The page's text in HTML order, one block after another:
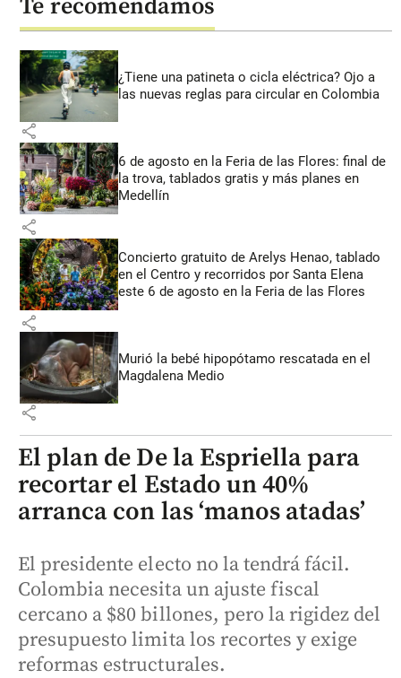
Te recomendamos
¿Tiene una patineta o cicla eléctrica? Ojo a
las nuevas reglas para circular en Colombia
share
6 de agosto en la Feria de las Flores: final de
la trova, tablados gratis y más planes en
Medellín
share
Concierto gratuito de Arelys Henao, tablado
en el Centro y recorridos por Santa Elena
este 6 de agosto en la Feria de las Flores
share
Murió la bebé hipopótamo rescatada en el
Magdalena Medio
share
El plan de De la Espriella para
recortar el Estado un 40%
arranca con las ‘manos atadas’
El presidente electo no la tendrá fácil.
Colombia necesita un ajuste fiscal
cercano a $80 billones, pero la rigidez del
presupuesto limita los recortes y exige
reformas estructurales.